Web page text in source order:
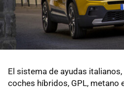
El sistema de ayudas
coches híbridos, GPL, metano